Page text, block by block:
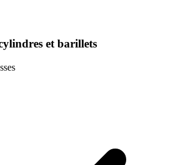
et barillets